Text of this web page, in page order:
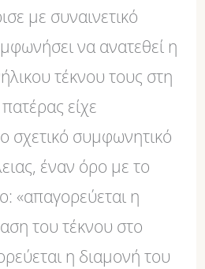
με συναινετικό
να ανατεθεί η
τέκνου τους στη
είχε
σχετικό συμφωνητικό
έναν όρο με το
«απαγορεύεται η
του τέκνου στο
η διαμονή του